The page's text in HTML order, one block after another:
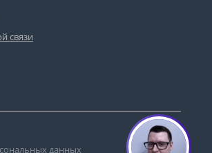
связи
данных